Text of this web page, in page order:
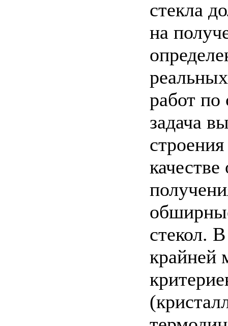
стекла
на
работ по
задача
стекол.
крайней